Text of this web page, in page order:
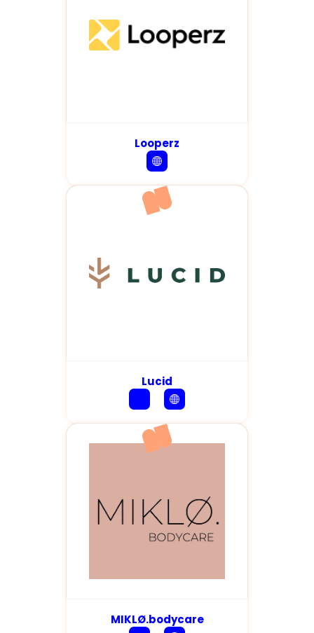
Looperz
Lucid
MIKLØ.bodycare